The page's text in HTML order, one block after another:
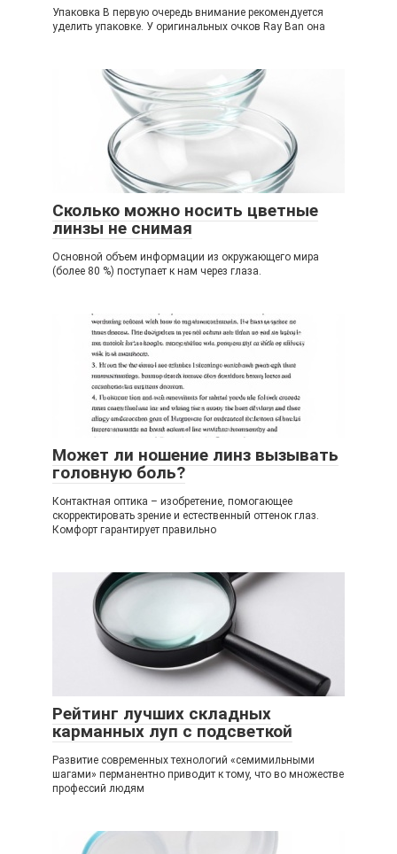
Упаковка В первую очередь внимание рекомендуется
уделить упаковке. У оригинальных очков Ray Ban она
Сколько можно носить цветные
линзы не снимая
Основной объем информации из окружающего мира
(более 80 %) поступает к нам через глаза.
Может ли ношение линз вызывать
головную боль?
Контактная оптика – изобретение, помогающее
скорректировать зрение и естественный оттенок глаз.
Комфорт гарантирует правильно
Рейтинг лучших складных
карманных луп с подсветкой
Развитие современных технологий «семимильными
шагами» перманентно приводит к тому, что во множестве
профессий людям